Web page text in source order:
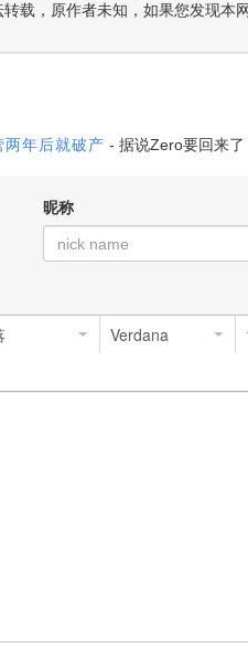
载，原作者未知，如果您发现本
年后就破产 - 据说Zero要回来了
昵称
Verdana